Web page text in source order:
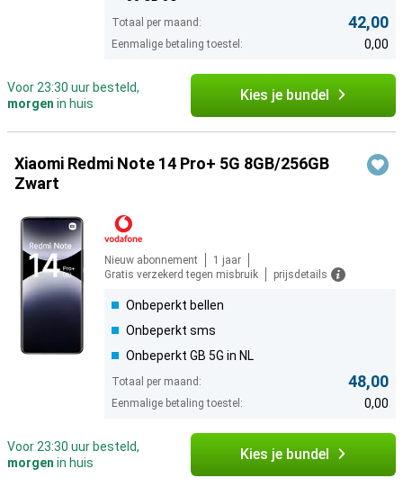
Totaal per maand: 42,00
Eenmalige betaling toestel: 0,00
Voor 23:30 uur besteld,
morgen in huis Kies je bundel
Xiaomi Redmi Note 14 Pro+ 5G 8GB/256GB
Zwart
Nieuw abonnement
1 jaar
Gratis verzekerd tegen misbruik
prijsdetails
Onbeperkt bellen
Onbeperkt sms
Onbeperkt GB 5G in NL
Totaal per maand: 48,00
Eenmalige betaling toestel: 0,00
Voor 23:30 uur besteld,
morgen in huis Kies je bundel